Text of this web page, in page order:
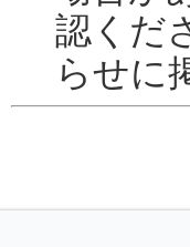
認くだ
らせに